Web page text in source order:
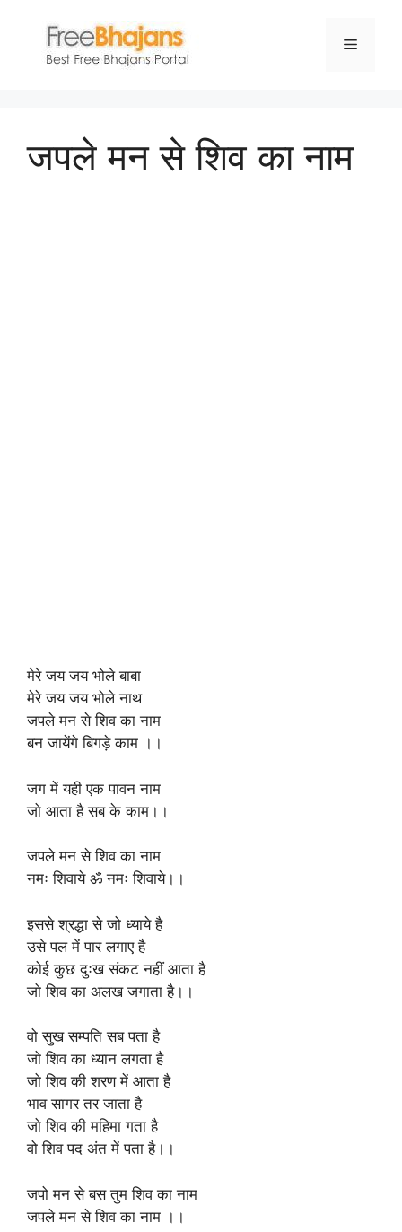
content
Menu
जपले मन से शिव का नाम
मेरे जय जय भोले बाबा
मेरे जय जय भोले नाथ
जपले मन से शिव का नाम
बन जायेंगे बिगड़े काम ।।
जग में यही एक पावन नाम
जो आता है सब के काम।।
जपले मन से शिव का नाम
नमः शिवाये ॐ नमः शिवाये।।
इससे श्रद्धा से जो ध्याये है
उसे पल में पार लगाए है
कोई कुछ दुःख संकट नहीं आता है
जो शिव का अलख जगाता है।।
वो सुख सम्पति सब पता है
जो शिव का ध्यान लगता है
जो शिव की शरण में आता है
भाव सागर तर जाता है
जो शिव की महिमा गता है
वो शिव पद अंत में पता है।।
जपो मन से बस तुम शिव का नाम
जपले मन से शिव का नाम ।।